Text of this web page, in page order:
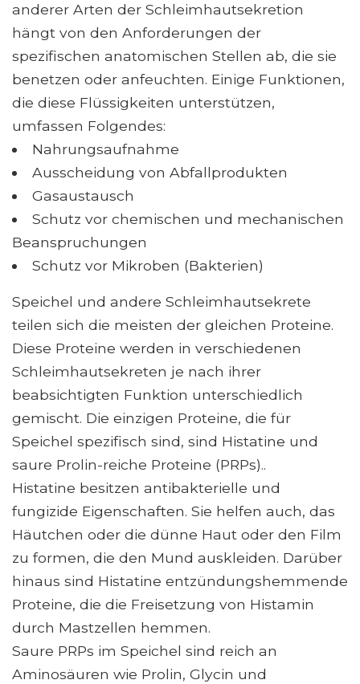
anderer Arten der Schleimhautsekretion
hängt von den Anforderungen der
spezifischen anatomischen Stellen ab, die sie
benetzen oder anfeuchten. Einige Funktionen,
die diese Flüssigkeiten unterstützen,
umfassen Folgendes:
Nahrungsaufnahme
Ausscheidung von Abfallprodukten
Gasaustausch
Schutz vor chemischen und mechanischen
Beanspruchungen
Schutz vor Mikroben (Bakterien)
Speichel und andere Schleimhautsekrete
teilen sich die meisten der gleichen Proteine.
Diese Proteine ​​werden in verschiedenen
Schleimhautsekreten je nach ihrer
beabsichtigten Funktion unterschiedlich
gemischt. Die einzigen Proteine, die für
Speichel spezifisch sind, sind Histatine und
saure Prolin-reiche Proteine ​​(PRPs)..
Histatine besitzen antibakterielle und
fungizide Eigenschaften. Sie helfen auch, das
Häutchen oder die dünne Haut oder den Film
zu formen, die den Mund auskleiden. Darüber
hinaus sind Histatine entzündungshemmende
Proteine, die die Freisetzung von Histamin
durch Mastzellen hemmen.
Saure PRPs im Speichel sind reich an
Aminosäuren wie Prolin, Glycin und